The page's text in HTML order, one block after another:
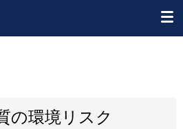
の環境リスク